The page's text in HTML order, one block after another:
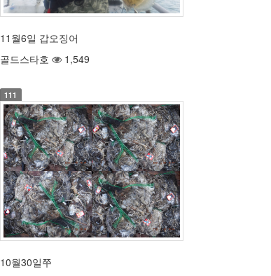
11월6일 갑오징어
골드스타호
1,549
111
10월30일쭈